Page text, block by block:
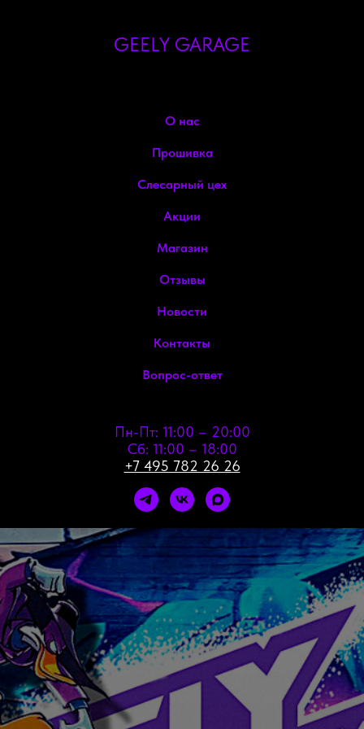
GEELY GARAGE
О нас
Прошивка
Слесарный цех
Акции
Магазин
Отзывы
Новости
Контакты
Вопрос-ответ
Пн-Пт: 11:00 – 20:00
Сб: 11:00 – 18:00
+7 495 782 26 26